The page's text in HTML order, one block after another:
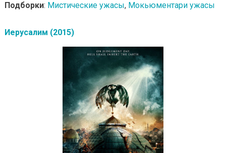
Подборки: Мистические ужасы, Мокьюментари ужасы
Иерусалим (2015)